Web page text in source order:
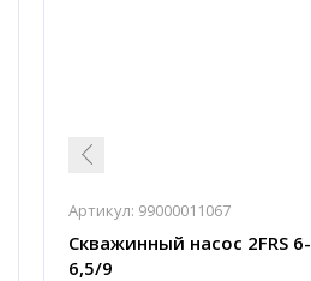
Артикул: 99000011067
Скважинный насос 2FRS 6-
6,5/9